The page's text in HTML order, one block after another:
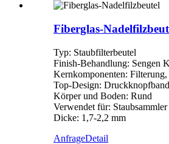
Fiberglas-
Typ: Staubfilterbeutel
Finish-Behandlung: Sengen
Kernkomponenten:
Top-Design: Druckknopfband
Körper und Boden: Rund
Verwendet für: Staubsammler
Dicke: 1,7-2,2 mm
AnfrageDetail